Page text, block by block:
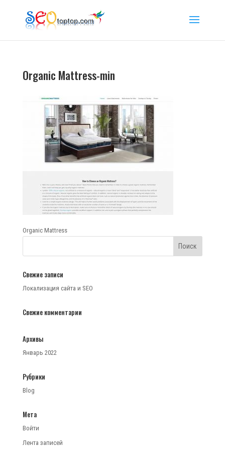
Organic Mattress-min
Organic Mattress
Свежие записи
Локализация сайта и SEO
Свежие комментарии
Архивы
Январь 2022
Рубрики
Blog
Мета
Войти
Лента записей